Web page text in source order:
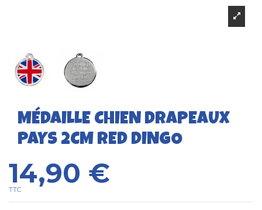
MÉDAILLE CHIEN DRAPEAUX
PAYS 2CM RED DINGO
14,90 €
TTC